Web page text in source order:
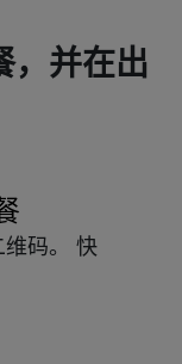
，并在出
码。
快